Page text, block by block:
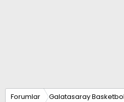
Forumlar Galatasaray Basketbol